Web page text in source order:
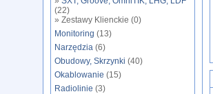
(22)
» Zestawy Klienckie (0)
Monitoring (13)
Narzędzia (6)
Obudowy, Skrzynki (40)
Okablowanie (15)
Radiolinie (3)